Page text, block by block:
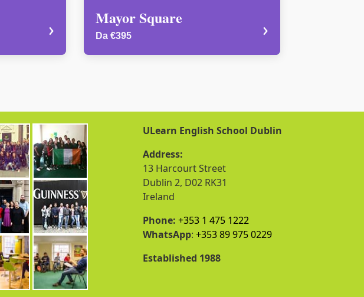
› Mayor Square
Da €395 ›
ULearn English School Dublin
Address:
13 Harcourt Street
Dublin 2, D02 RK31
Ireland
Phone: +353 1 475 1222
WhatsApp: +353 89 975 0229
Established 1988